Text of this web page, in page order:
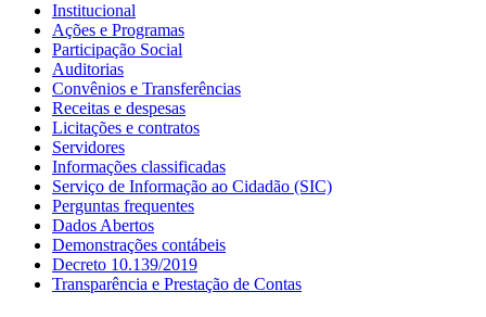
Institucional
Ações e Programas
Participação Social
Auditorias
Convênios e Transferências
Receitas e despesas
Licitações e contratos
Servidores
Informações classificadas
Serviço de Informação ao Cidadão (SIC)
Perguntas frequentes
Dados Abertos
Demonstrações contábeis
Decreto 10.139/2019
Transparência e Prestação de Contas